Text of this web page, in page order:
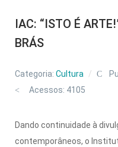
IAC: “ISTO É
BRÁS
Categoria: Cultura
Acessos: 4105
Dando continuidade à
contemporâneos, o